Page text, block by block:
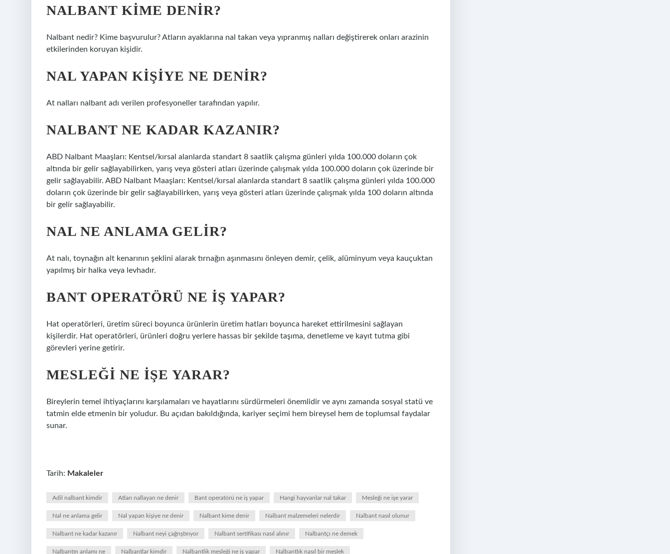
NALBANT KIME DENIR?
Nalbant nedir? Kime başvurulur? Atların ayaklarına nal takan veya yıpranmış nalları değiştirerek onları arazinin
etkilerinden koruyan kişidir.
NAL YAPAN KIŞIYE NE DENIR?
At nalları nalbant adı verilen profesyoneller tarafından yapılır.
NALBANT NE KADAR KAZANIR?
ABD Nalbant Maaşları: Kentsel/kırsal alanlarda standart 8 saatlik çalışma günleri yılda 100.000 doların çok
altında bir gelir sağlayabilirken, yarış veya gösteri atları üzerinde çalışmak yılda 100.000 doların çok üzerinde bir
gelir sağlayabilir. ABD Nalbant Maaşları: Kentsel/kırsal alanlarda standart 8 saatlik çalışma günleri yılda 100.000
doların çok üzerinde bir gelir sağlayabilirken, yarış veya gösteri atları üzerinde çalışmak yılda 100 doların altında
bir gelir sağlayabilir.
NAL NE ANLAMA GELIR?
At nalı, toynağın alt kenarının şeklini alarak tırnağın aşınmasını önleyen demir, çelik, alüminyum veya kauçuktan
yapılmış bir halka veya levhadır.
BANT OPERATÖRÜ NE IŞ YAPAR?
Hat operatörleri, üretim süreci boyunca ürünlerin üretim hatları boyunca hareket ettirilmesini sağlayan
kişilerdir. Hat operatörleri, ürünleri doğru yerlere hassas bir şekilde taşıma, denetleme ve kayıt tutma gibi
görevleri yerine getirir.
MESLEĞI NE IŞE YARAR?
Bireylerin temel ihtiyaçlarını karşılamaları ve hayatlarını sürdürmeleri önemlidir ve aynı zamanda sosyal statü ve
tatmin elde etmenin bir yoludur. Bu açıdan bakıldığında, kariyer seçimi hem bireysel hem de toplumsal faydalar
sunar.
Tarih: Makaleler
Adil nalbant kimdir Atları nallayan ne denir Bant operatörü ne iş yapar Hangi hayvanlar nal takar Mesleği ne işe yarar
Nal ne anlama gelir Nal yapan kişiye ne denir Nalbant kime denir Nalbant malzemeleri nelerdir Nalbant nasıl olunur
Nalbant ne kadar kazanır Nalbant neyi çağrıştırıyor Nalbant sertifikası nasıl alınır Nalbantçı ne demek
Nalbantın anlamı ne Nalbantlar kimdir Nalbantlik mesleği ne iş yapar Nalbantlık nasıl bir meslek